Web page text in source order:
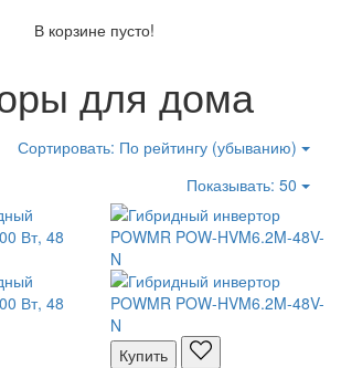
В корзине пусто!
для дома
Сортировать: По рейтингу (убыванию)
Показывать: 50
Купить